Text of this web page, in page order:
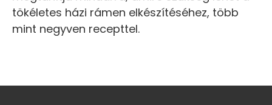
tökéletes házi rámen elkészítéséhez, több
mint negyven recepttel.